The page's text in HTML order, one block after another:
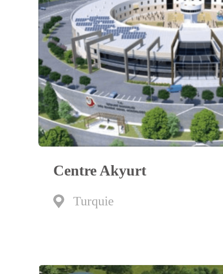
Centre Akyurt
Turquie